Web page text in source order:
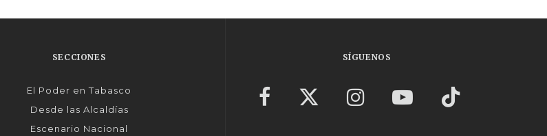
SECCIONES
El Poder en Tabasco
Desde las Alcaldías
Escenario Nacional
SÍGUENOS